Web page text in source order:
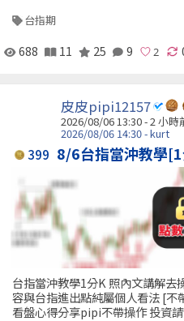
台指期
688 11 25 9
皮皮pipi12157
2026/08/06 13:30 -2 小時
2026/08/06 14:30 - kurt
399 8/6台指當沖教學
台指當沖教學1分K 照內文講解去
容與台指進出點純屬個人看法 [不
看盤心得分享pipi不帶操作 投資